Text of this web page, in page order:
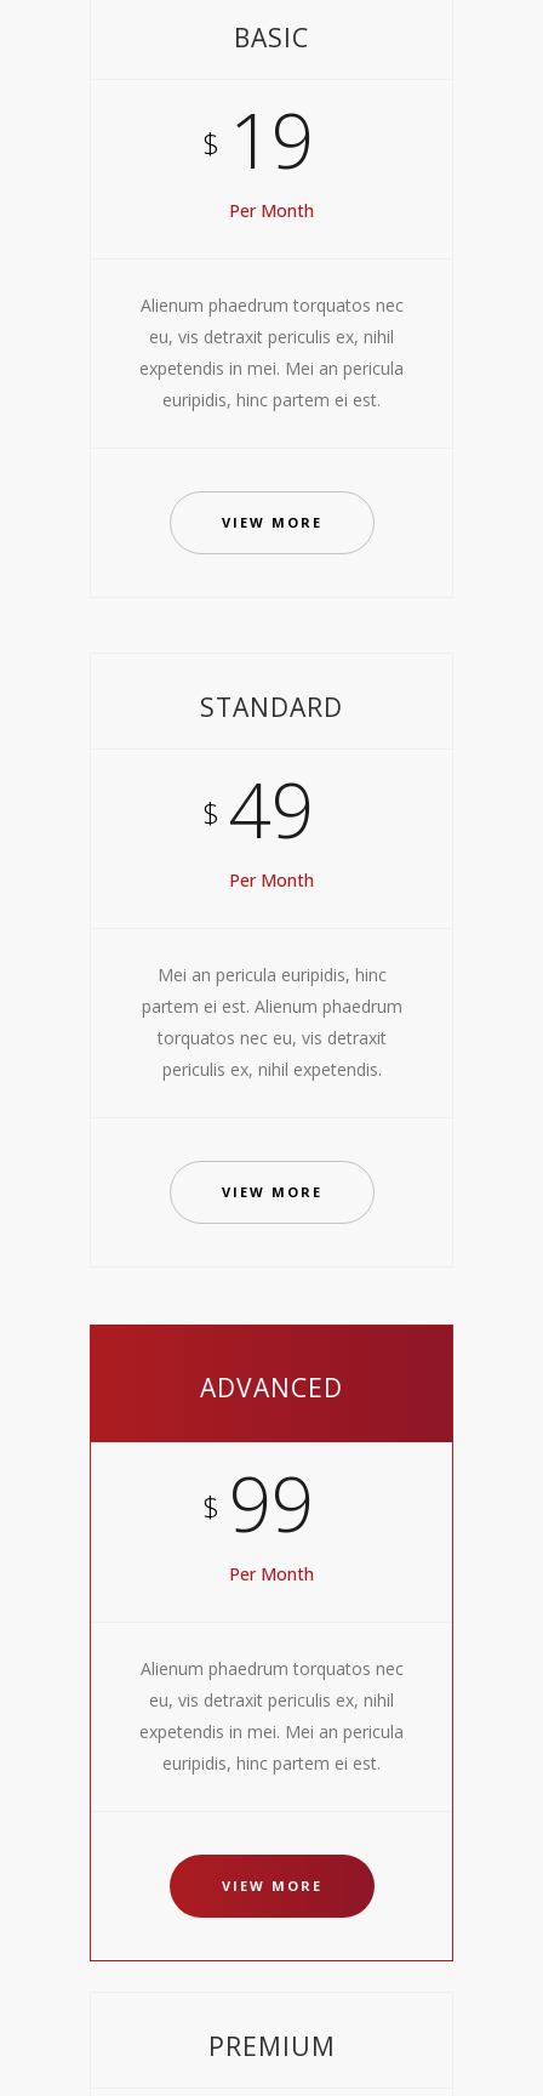
BASIC
$ 19
Per Month
Alienum phaedrum torquatos nec
eu, vis detraxit periculis ex, nihil
expetendis in mei. Mei an pericula
euripidis, hinc partem ei est.
VIEW MORE
STANDARD
$ 49
Per Month
Mei an pericula euripidis, hinc
partem ei est. Alienum phaedrum
torquatos nec eu, vis detraxit
periculis ex, nihil expetendis.
VIEW MORE
ADVANCED
$ 99
Per Month
Alienum phaedrum torquatos nec
eu, vis detraxit periculis ex, nihil
expetendis in mei. Mei an pericula
euripidis, hinc partem ei est.
VIEW MORE
PREMIUM